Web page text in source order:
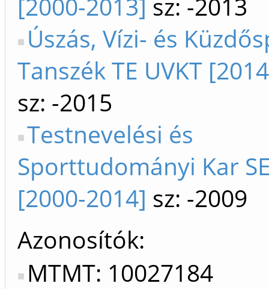
Úszás, Vízi- és
Tanszék TE UVKT
sz: -2015
Testnevelési és
Sporttudományi Kar
[2000-2014] sz: -2009
Azonosítók
MTMT: 10027184